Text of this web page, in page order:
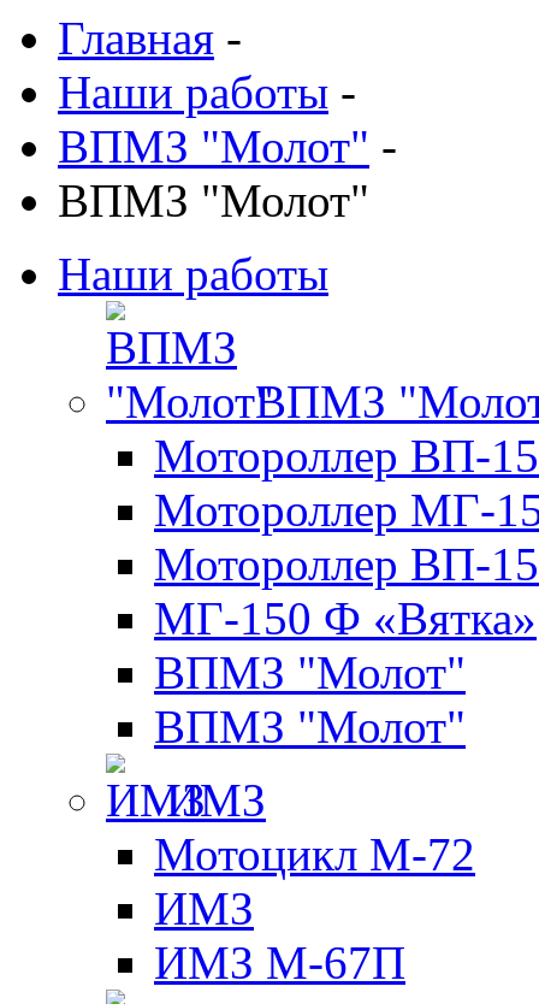
Главная -
Наши работы -
ВПМЗ "Молот" -
ВПМЗ "Молот"
Наши работы
ВПМЗ
Мотороллер ВП-
Мотороллер МГ-
Мотороллер ВП-
МГ-150 Ф «Вятка»
ВПМЗ "Молот"
ВПМЗ "Молот"
ИМЗ
Мотоцикл М-72
ИМЗ
ИМЗ М-67П